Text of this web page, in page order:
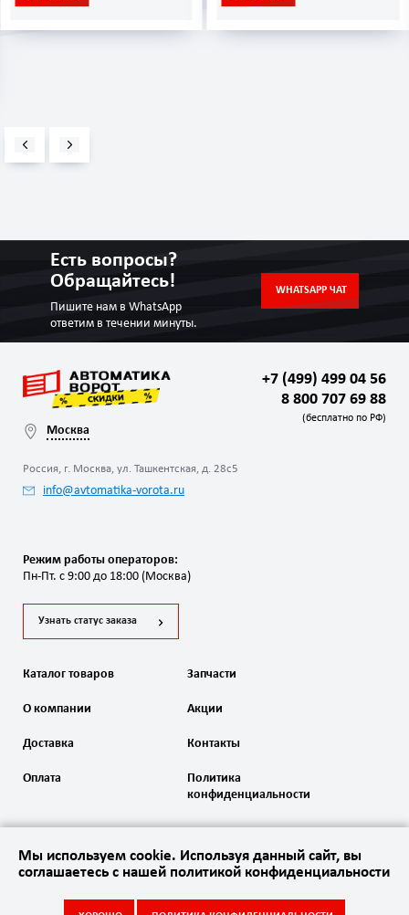
Есть вопросы?
Обращайтесь!
Пишите нам в WhatsApp
ответим в течении минуты.
WHATSAPP ЧАТ
Москва
Россия, г. Москва, ул. Ташкентская, д. 28с5
info@avtomatika-vorota.ru
+7 (499) 499 04 56
8 800 707 69 88
(бесплатно по РФ)
Режим работы операторов:
Пн-Пт. с 9:00 до 18:00 (Москва)
Узнать статус заказа
Каталог товаров Запчасти
О компании
Доставка
Оплата
Акции
Контакты
Политика
конфиденциальности
2020 Автоматика ворот. Все права защищены
Мы используем cookie. Используя данный сайт, вы
соглашаетесь с нашей политикой конфиденциальности